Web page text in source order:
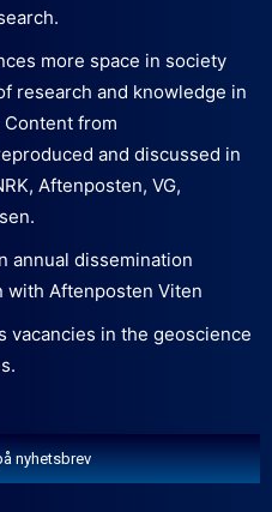
more space in society
research and knowledge in
from
and discussed in
Aftenposten, VG,
annual dissemination
Aftenposten Viten
vacancies in the geoscience
nyhetsbrev